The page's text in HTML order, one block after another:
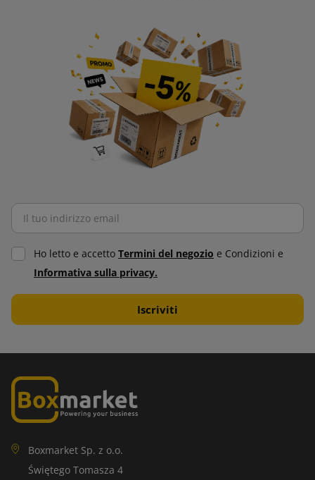
Ho letto e accetto Termini del negozio e Condizioni e
Informativa sulla privacy.
Boxmarket Sp. z o.o.
Świętego Tomasza 4